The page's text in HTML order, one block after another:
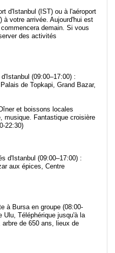
d'Istanbul (IST) ou à l'aéroport
à votre arrivée. Aujourd'hui est
demain. Si vous
des activités
(09:00–17:00) :
de Topkapi, Grand Bazar,
et boissons locales
musique. Fantastique croisière
22:30)
d'Istanbul (09:00–17:00) :
aux épices, Centre
à Bursa en groupe (08:00-
Ulu, Téléphérique jusqu'à la
arbre de 650 ans, lieux de